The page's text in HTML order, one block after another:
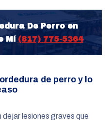
De Perro en
Mí (817) 775-5364
de perro y lo
lesiones graves que